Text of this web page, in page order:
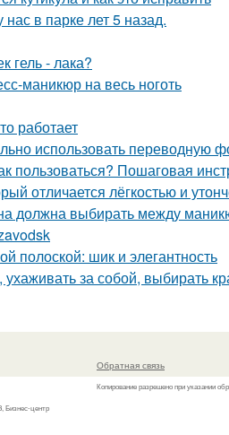
в парке лет 5 назад.
гель - лака?
маникюр на весь ноготь
работает
использовать переводную
пользоваться? Пошаговая
отличается лёгкостью и
должна выбирать между
полоской: шик и элегантность
ухаживать за собой, выбирать
Бизнес-центр
Обратная связь
Копирование разрешено при указании